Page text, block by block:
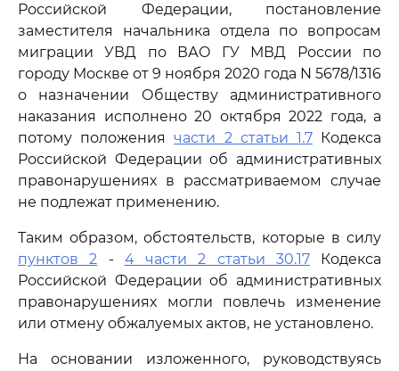
Российской Федерации, постановление
заместителя начальника отдела по вопросам
миграции УВД по ВАО ГУ МВД России по
городу Москве от 9 ноября 2020 года N 5678/1316
о назначении Обществу административного
наказания исполнено 20 октября 2022 года, а
потому положениячасти 2 статьи 1.7Кодекса
Российской Федерации об административных
правонарушениях в рассматриваемом случае
не подлежат применению.
Таким образом, обстоятельств, которые в силу
пунктов 2 - 4 части 2 статьи 30.17Кодекса
Российской Федерации об административных
правонарушениях могли повлечь изменение
или отмену обжалуемых актов, не установлено.
На основании изложенного, руководствуясь